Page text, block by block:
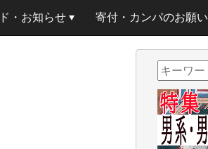
・お知らせ 寄付・カンパのお願い